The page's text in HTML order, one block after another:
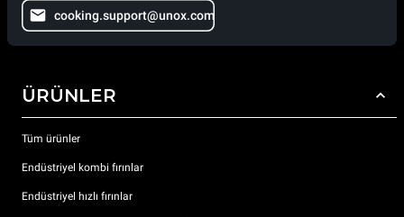
cooking.support@unox.com
ÜRÜNLER
Tüm ürünler
Endüstriyel kombi fırınlar
Endüstriyel hızlı fırınlar